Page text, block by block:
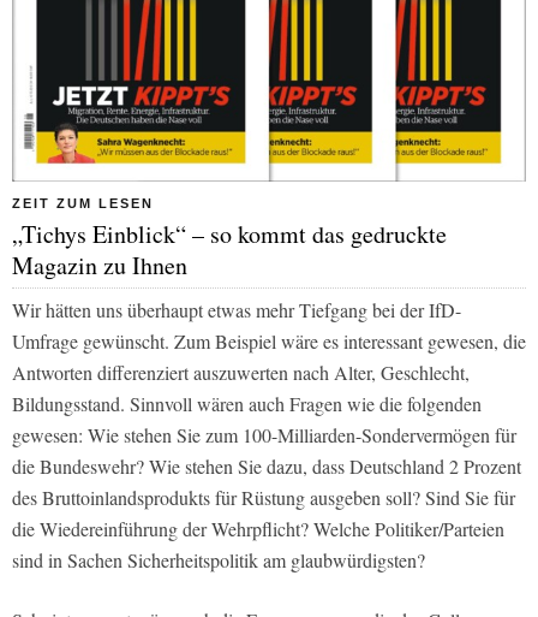
ZEIT ZUM LESEN
„Tichys Einblick“ – so kommt das gedruckte
Magazin zu Ihnen
Wir hätten uns überhaupt etwas mehr Tiefgang bei der IfD-
Umfrage gewünscht. Zum Beispiel wäre es interessant gewesen, die
Antworten differenziert auszuwerten nach Alter, Geschlecht,
Bildungsstand. Sinnvoll wären auch Fragen wie die folgenden
gewesen: Wie stehen Sie zum 100-Milliarden-Sondervermögen für
die Bundeswehr? Wie stehen Sie dazu, dass Deutschland 2 Prozent
des Bruttoinlandsprodukts für Rüstung ausgeben soll? Sind Sie für
die Wiedereinführung der Wehrpflicht? Welche Politiker/Parteien
sind in Sachen Sicherheitspolitik am glaubwürdigsten?